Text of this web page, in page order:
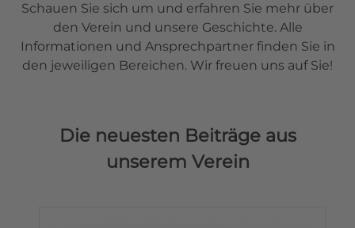
Schauen Sie sich um und erfahren Sie mehr über
den Verein und unsere Geschichte. Alle
Informationen und Ansprechpartner finden Sie in
den jeweiligen Bereichen. Wir freuen uns auf Sie!
Die neuesten Beiträge aus
unserem Verein